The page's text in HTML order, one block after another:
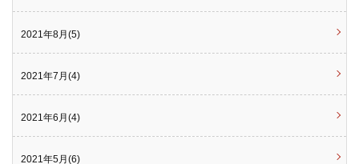
2021年8月(5)
2021年7月(4)
2021年6月(4)
2021年5月(6)